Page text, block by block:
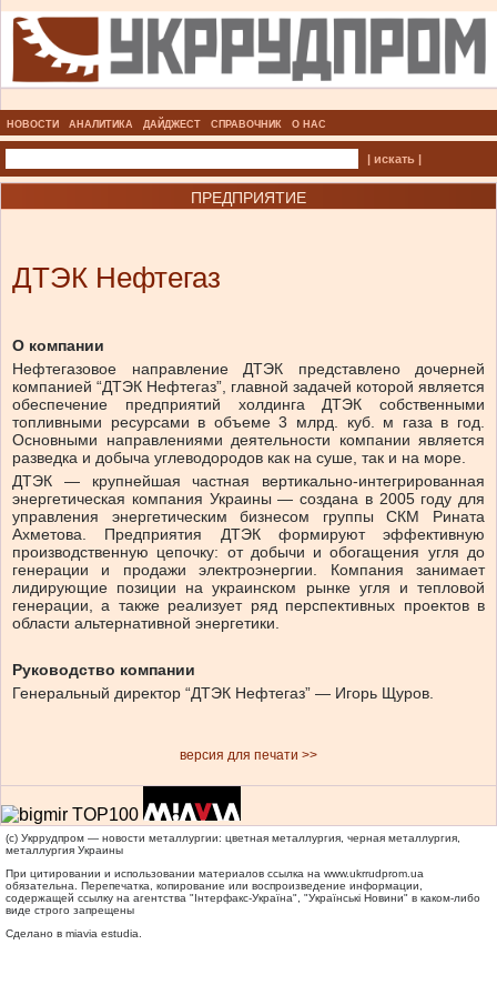
НОВОСТИ АНАЛИТИКА ДАЙДЖЕСТ СПРАВОЧНИК О НАС
| искать |
ПРЕДПРИЯТИЕ
ДТЭК Нефтегаз
О компании
Нефтегазовое направление ДТЭК представлено дочерней
компанией “ДТЭК Нефтегаз”, главной задачей которой является
обеспечение предприятий холдинга ДТЭК собственными
топливными ресурсами в объеме 3 млрд. куб. м газа в год.
Основными направлениями деятельности компании является
разведка и добыча углеводородов как на суше, так и на море.
ДТЭК — крупнейшая частная вертикально-интегрированная
энергетическая компания Украины — создана в 2005 году для
управления энергетическим бизнесом группы СКМ Рината
Ахметова. Предприятия ДТЭК формируют эффективную
производственную цепочку: от добычи и обогащения угля до
генерации и продажи электроэнергии. Компания занимает
лидирующие позиции на украинском рынке угля и тепловой
генерации, а также реализует ряд перспективных проектов в
области альтернативной энергетики.
Руководство компании
Генеральный директор “ДТЭК Нефтегаз” — Игорь Щуров.
версия для печати >>
(c) Укррудпром — новости металлургии: цветная металлургия, черная металлургия,
металлургия Украины
При цитировании и использовании материалов ссылка на www.ukrrudprom.ua
обязательна. Перепечатка, копирование или воспроизведение информации,
содержащей ссылку на агентства "Iнтерфакс-Україна", "Українськi Новини" в каком-либо
виде строго запрещены
Сделано в miavia estudia.